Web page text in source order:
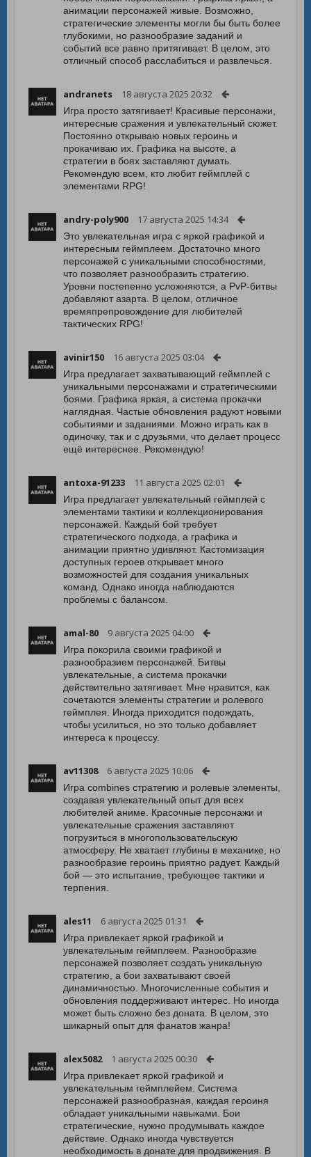
анимации персонажей живые. Возможно,
стратегические элементы могли бы быть более
глубокими, но разнообразие заданий и
событий все равно притягивает. В целом, это
отличный способ расслабиться и развлечься.
andranets 18 августа 2025 20:32
Игра просто затягивает! Красивые персонажи,
интересные сражения и увлекательный сюжет.
Постоянно открываю новых героинь и
прокачиваю их. Графика на высоте, а
стратегии в боях заставляют думать.
Рекомендую всем, кто любит геймплей с
элементами RPG!
andry-poly900 17 августа 2025 14:34
Это увлекательная игра с яркой графикой и
интересным геймплеем. Достаточно много
персонажей с уникальными способностями,
что позволяет разнообразить стратегию.
Уровни постепенно усложняются, а PvP-битвы
добавляют азарта. В целом, отличное
времяпрепровождение для любителей
тактических RPG!
avinir150 16 августа 2025 03:04
Игра предлагает захватывающий геймплей с
уникальными персонажами и стратегическими
боями. Графика яркая, а система прокачки
наглядная. Частые обновления радуют новыми
событиями и заданиями. Можно играть как в
одиночку, так и с друзьями, что делает процесс
ещё интереснее. Рекомендую!
antoxa-91233 11 августа 2025 02:01
Игра предлагает увлекательный геймплей с
элементами тактики и коллекционирования
персонажей. Каждый бой требует
стратегического подхода, а графика и
анимации приятно удивляют. Кастомизация
доступных героев открывает много
возможностей для создания уникальных
команд. Однако иногда наблюдаются
проблемы с балансом.
amal-80 9 августа 2025 04:00
Игра покорила своими графикой и
разнообразием персонажей. Битвы
увлекательные, а система прокачки
действительно затягивает. Мне нравится, как
сочетаются элементы стратегии и ролевого
геймплея. Иногда приходится подождать,
чтобы усилиться, но это только добавляет
интереса к процессу.
av11308 6 августа 2025 10:06
Игра combines стратегию и ролевые элементы,
создавая увлекательный опыт для всех
любителей аниме. Красочные персонажи и
увлекательные сражения заставляют
погрузиться в многопользовательскую
атмосферу. Не хватает глубины в механике, но
разнообразие героинь приятно радует. Каждый
бой — это испытание, требующее тактики и
терпения.
ales11 6 августа 2025 01:31
Игра привлекает яркой графикой и
увлекательным геймплеем. Разнообразие
персонажей позволяет создать уникальную
стратегию, а бои захватывают своей
динамичностью. Многочисленные события и
обновления поддерживают интерес. Но иногда
может быть сложно без доната. В целом, это
шикарный опыт для фанатов жанра!
alex5082 1 августа 2025 00:30
Игра привлекает яркой графикой и
увлекательным геймплейем. Система
персонажей разнообразная, каждая героиня
обладает уникальными навыками. Бои
стратегические, нужно продумывать каждое
действие. Однако иногда чувствуется
необходимость в донате для продвижения. В